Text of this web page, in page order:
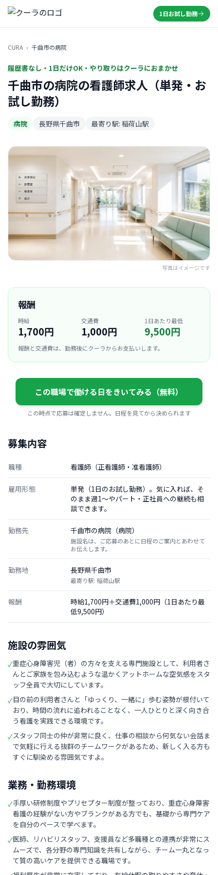
1日お試し勤務
CURA › 千曲市の病院
履歴書なし・1日だけOK・やり取りはクーラにおまかせ
千曲市の病院の看護師求人（単発・お
試し勤務）
病院 長野県千曲市 最寄り駅: 稲荷山駅
写真はイメージです
報酬
時給
1,700円
交通費
1,000円
1日あたり最低
9,500円
報酬と交通費は、勤務後にクーラからお支払いします。
この職場で働ける日をきいてみる（無料）
この時点で応募は確定しません。日程を見てから決められます
募集内容
職種 看護師（正看護師・准看護師）
雇用形態
単発（1日のお試し勤務）。気に入れば、そ
のまま週1〜やパート・正社員への継続も相
談できます。
勤務先 千曲市の病院（病院）
施設名は、ご応募のあとに日程のご案内とあわせて
お伝えします。
勤務地 長野県千曲市
最寄り駅: 稲荷山駅
報酬
時給1,700円＋交通費1,000円（1日あたり最
低9,500円）
施設の雰囲気
✓重症心身障害児（者）の方々を支える専門施設として、利用者さ
んとご家族を包み込むような温かくアットホームな空気感をスタ
ッフ全員で大切にしています。
✓目の前の利用者さんと「ゆっくり、一緒に」歩む姿勢が根付いて
おり、時間の流れに追われることなく、一人ひとりと深く向き合
う看護を実践できる環境です。
✓スタッフ同士の仲が非常に良く、仕事の相談から何気ない会話ま
で気軽に行える抜群のチームワークがあるため、新しく入る方も
すぐに馴染める雰囲気ですよ。
業務・勤務環境
✓手厚い研修制度やプリセプター制度が整っており、重症心身障害
看護の経験がない方やブランクがある方でも、基礎から専門ケア
を自分のペースで学べます。
✓医師、リハビリスタッフ、支援員など多職種との連携が非常にス
ムーズで、各分野の専門知識を共有しながら、チーム一丸となっ
て質の高いケアを提供できる職場です。